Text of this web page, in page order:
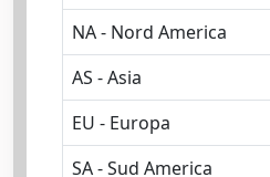
NA - Nord America
AS - Asia
EU - Europa
SA - Sud America